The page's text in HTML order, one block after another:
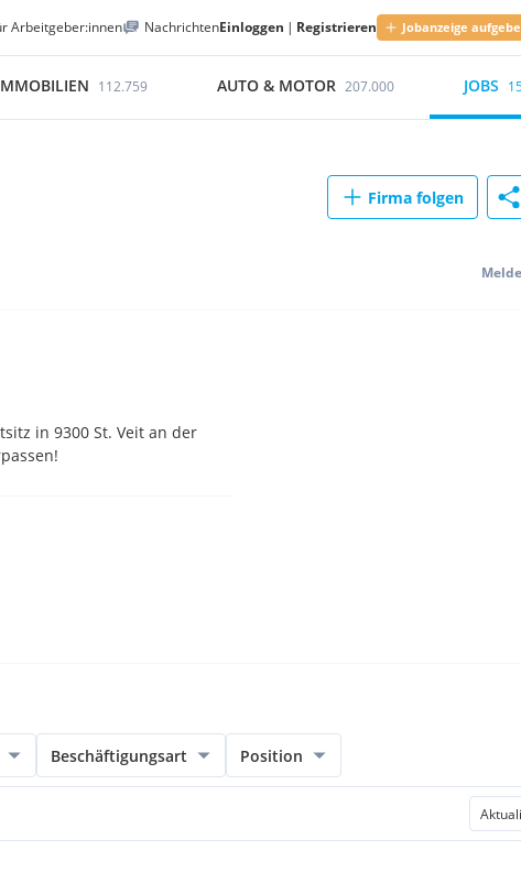
Arbeitgeber:innen NachrichtenEinloggen | Registrieren Jobanzeige
112.759 AUTO & MOTOR 207.000 JOBS
Firma folgen
in 9300 St. Veit an der
Beschäftigungsart Position